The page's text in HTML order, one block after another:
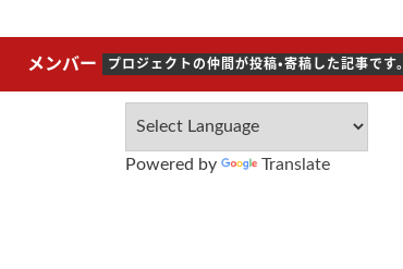
メンバー プロジェクトの仲間が投稿・寄稿した記事です。
Powered by Translate